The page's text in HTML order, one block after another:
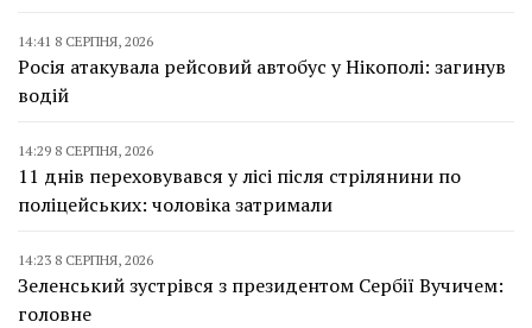
14:41 8 СЕРПНЯ, 2026
Росія атакувала рейсовий автобус у Нікополі: загинув
водій
14:29 8 СЕРПНЯ, 2026
11 днів переховувався у лісі після стрілянини по
поліцейських: чоловіка затримали
14:23 8 СЕРПНЯ, 2026
Зеленський зустрівся з президентом Сербії Вучичем:
головне